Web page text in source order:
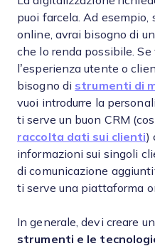
puoi farcela. Ad esempio,
online, avrai bisogno di
che lo renda possibile.
l’esperienza utente o
bisogno di strumenti di
vuoi introdurre la
ti serve un buon CRM
raccolta dati sui clienti)
informazioni sui singoli
di comunicazione
ti serve una piattaforma
In generale, devi creare un
strumenti e le